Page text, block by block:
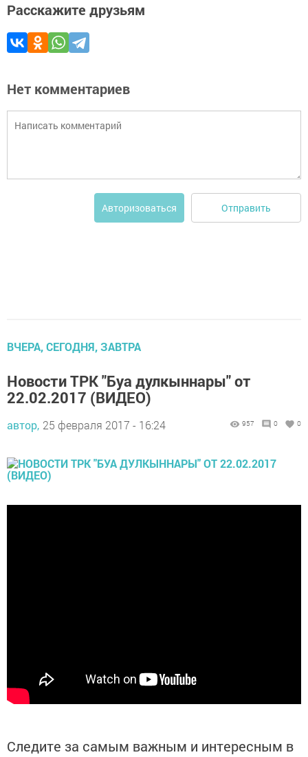
Расскажите друзьям
Нет комментариев
Авторизоваться Отправить
ВЧЕРА, СЕГОДНЯ, ЗАВТРА
Новости ТРК "Буа дулкыннары" от
22.02.2017 (ВИДЕО)
автор, 25 февраля 2017 - 16:24 957 0 0
Следите за самым важным и интересным в